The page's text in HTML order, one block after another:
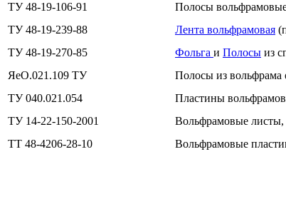
ТУ 48-19-106-91 Полосы
ТУ 48-19-239-88
Лента вольфрамовая
ТУ 48-19-270-85
Фольга и Полосы из
ЯеО.021.109 ТУ
Полосы из
ТУ 040.021.054
Пластины
ТУ 14-22-150-2001
Вольфрамовые
ТТ 48-4206-28-10
Вольфрамовые